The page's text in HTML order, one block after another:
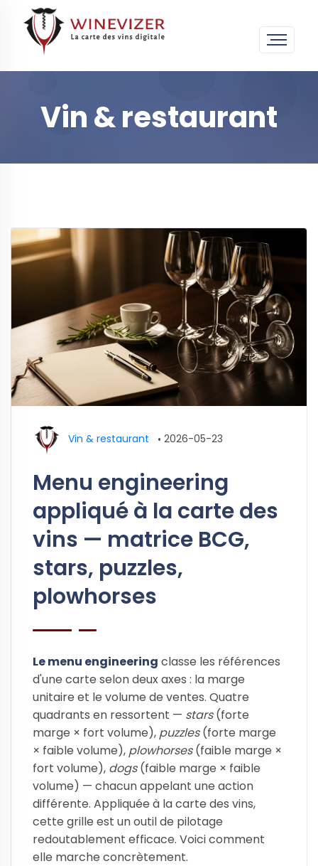
Vin & restaurant
Vin & restaurant • 2026-05-23
Menu engineering
appliqué à la carte des
vins — matrice BCG,
stars, puzzles,
plowhorses
Le menu engineering classe les références
d'une carte selon deux axes : la marge
unitaire et le volume de ventes. Quatre
quadrants en ressortent — stars(forte
marge × fort volume), puzzles(forte marge
× faible volume), plowhorses(faible marge ×
fort volume), dogs(faible marge × faible
volume) — chacun appelant une action
différente. Appliquée à la carte des vins,
cette grille est un outil de pilotage
redoutablement efficace. Voici comment
elle marche concrètement.